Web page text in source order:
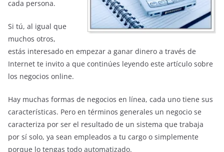
cada persona.
Si tú, al igual que
muchos otros,
estás interesado en empezar a ganar dinero a través de
Internet te invito a que continúes leyendo este artículo sobre
los negocios online.
Hay muchas formas de negocios en línea, cada uno tiene sus
características. Pero en términos generales un negocio se
caracteriza por ser el resultado de un sistema que trabaja
por sí solo, ya sean empleados a tu cargo o simplemente
porque lo tengas todo automatizado.